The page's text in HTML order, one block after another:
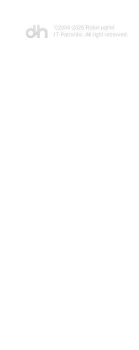
©2004-2026 Robin panel
IT Patrol inc. All right reserved.